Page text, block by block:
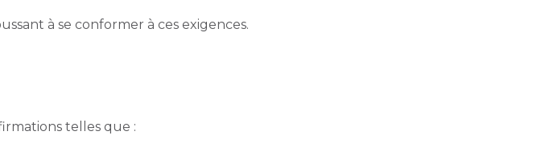
à se conformer à ces exigences.
telles que :